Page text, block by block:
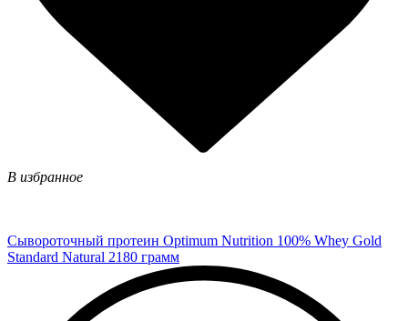
В избранное
Сывороточный протеин Optimum Nutrition 100% Whey Gold
Standard Natural 2180 грамм